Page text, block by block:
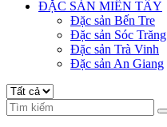
ĐẶC SẢN MIỀN TÂY
Đặc sản Bến Tre
Đặc sản Sóc Trăng
Đặc sản Trà Vinh
Đặc sản An Giang